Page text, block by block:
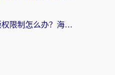
在国外想看爱奇艺版权限制怎么办？海外华人必看的追剧自由指南